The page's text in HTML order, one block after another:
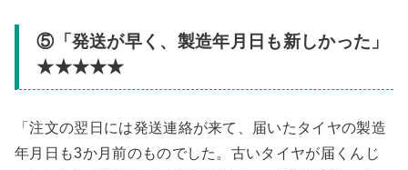
⑤「発送が早く、製造年月日も新しかった」
★★★★★
「注文の翌日には発送連絡が来て、届いたタイヤの製造
年月日も3か月前のものでした。古いタイヤが届くんじ